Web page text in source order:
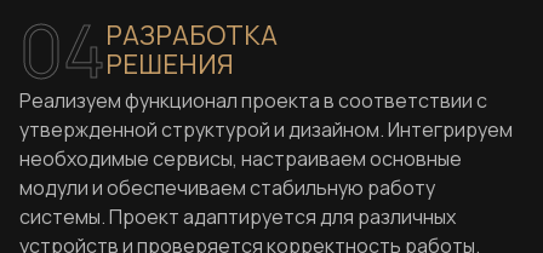
04РАЗРАБОТКА
РЕШЕНИЯ
Реализуем функционал проекта в соответствии с
утвержденной структурой и дизайном. Интегрируем
необходимые сервисы, настраиваем основные
модули и обеспечиваем стабильную работу
системы. Проект адаптируется для различных
устройств и проверяется корректность работы.